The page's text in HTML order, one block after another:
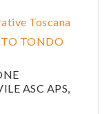
Toscana
TONDO
ASC APS,